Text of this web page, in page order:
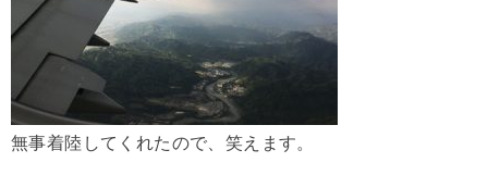
無事着陸してくれたので、笑えます。